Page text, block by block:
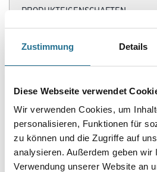
Zustimmung Details
Diese Webseite verwendet
Wir verwenden Cookies, um
personalisieren, Funktionen für
zu können und die Zugriffe auf
analysieren. Außerdem geben wir
Verwendung unserer Website an
PRODUKTEIGENSCHAFTEN
Produkteigenschaft
- Langsamflüchtig
Material-, Umluft- und
bei
direkter Sonneneinstrahlung
Nachtfrost.
Gefahr